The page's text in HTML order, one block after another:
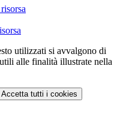
utilizzati si avvalgono di
alle finalità illustrate nella
Accetta tutti i cookies